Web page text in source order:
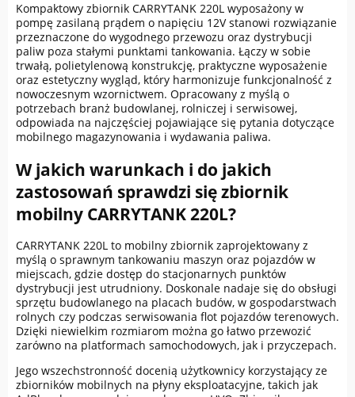
Kompaktowy zbiornik CARRYTANK 220L wyposażony w
pompę zasilaną prądem o napięciu 12V stanowi rozwiązanie
przeznaczone do wygodnego przewozu oraz dystrybucji
paliw poza stałymi punktami tankowania. Łączy w sobie
trwałą, polietylenową konstrukcję, praktyczne wyposażenie
oraz estetyczny wygląd, który harmonizuje funkcjonalność z
nowoczesnym wzornictwem. Opracowany z myślą o
potrzebach branż budowlanej, rolniczej i serwisowej,
odpowiada na najczęściej pojawiające się pytania dotyczące
mobilnego magazynowania i wydawania paliwa.
W jakich warunkach i do jakich
zastosowań sprawdzi się zbiornik
mobilny CARRYTANK 220L?
CARRYTANK 220L to mobilny zbiornik zaprojektowany z
myślą o sprawnym tankowaniu maszyn oraz pojazdów w
miejscach, gdzie dostęp do stacjonarnych punktów
dystrybucji jest utrudniony. Doskonale nadaje się do obsługi
sprzętu budowlanego na placach budów, w gospodarstwach
rolnych czy podczas serwisowania flot pojazdów terenowych.
Dzięki niewielkim rozmiarom można go łatwo przewozić
zarówno na platformach samochodowych, jak i przyczepach.
Jego wszechstronność docenią użytkownicy korzystający ze
zbiorników mobilnych na płyny eksploatacyjne, takich jak